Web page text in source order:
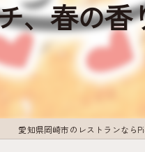
、春の香
愛知県岡崎市のレストランなら